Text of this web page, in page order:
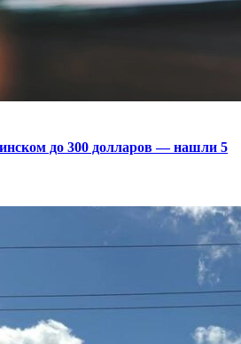
до 300 долларов — нашли 5